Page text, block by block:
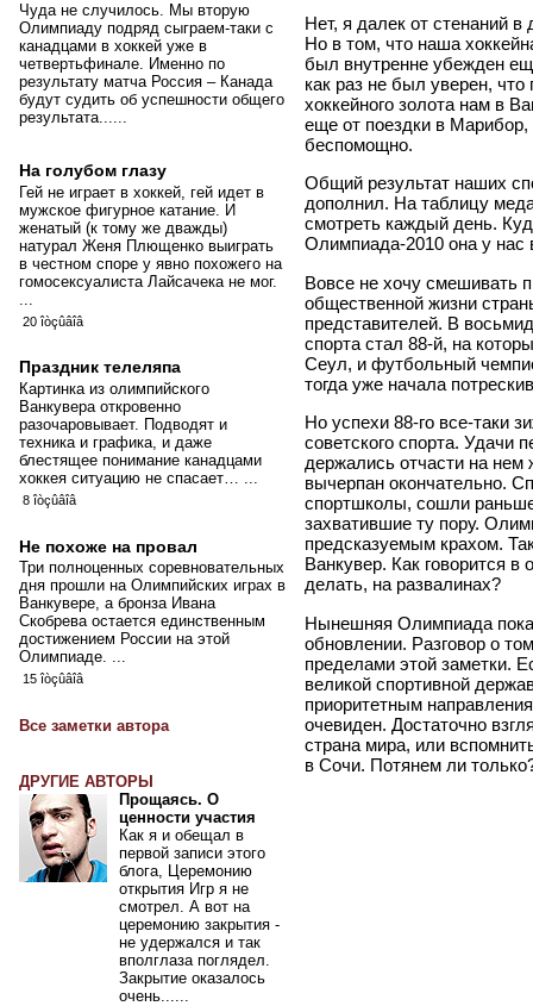
Нет, я далек от стенаний
Но в том, что наша
был внутренне убежден
как раз не был уверен,
хоккейного золота нам в
еще от поездки в
беспомощно.
Общий результат наших
дополнил. На таблицу
смотреть каждый день.
Олимпиада-2010 она у нас
Вовсе не хочу смешивать
общественной жизни
представителей. В
спорта стал 88-й, на
Сеул, и футбольный
тогда уже начала
Но успехи 88-го все-таки
советского спорта. Удачи
держались отчасти на
вычерпан окончательно.
спортшколы, сошли
захватившие ту пору.
предсказуемым крахом.
Ванкувер. Как говорится в
делать, на развалинах?
Нынешняя Олимпиада
обновлении. Разговор о
пределами этой заметки.
великой спортивной
приоритетным
очевиден. Достаточно
страна мира, или
в Сочи. Потянем ли
Чуда не случилось. Мы вторую
Олимпиаду подряд сыграем-таки с
канадцами в хоккей уже в
четвертьфинале. Именно по
результату матча Россия – Канада
будут судить об успешности общего
результата......
На голубом глазу
Гей не играет в хоккей, гей идет в
мужское фигурное катание. И
женатый (к тому же дважды)
натурал Женя Плющенко выиграть
в честном споре у явно похожего на
гомосексуалиста Лайсачека не мог.
...
20 îòçûâîâ
Праздник телеляпа
Картинка из олимпийского
Ванкувера откровенно
разочаровывает. Подводят и
техника и графика, и даже
блестящее понимание канадцами
хоккея ситуацию не спасает… ...
8 îòçûâîâ
Не похоже на провал
Три полноценных соревновательных
дня прошли на Олимпийских играх в
Ванкувере, а бронза Ивана
Скобрева остается единственным
достижением России на этой
Олимпиаде. ...
15 îòçûâîâ
Все заметки автора
ДРУГИЕ АВТОРЫ
Прощаясь. О
ценности участия
Как я и обещал в
первой записи этого
блога, Церемонию
открытия Игр я не
смотрел. А вот на
церемонию закрытия -
не удержался и так
вполглаза поглядел.
Закрытие оказалось
очень......